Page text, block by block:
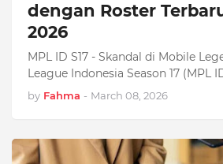
dengan Roster
2026
MPL ID S17 - Skandal di Mobile
League Indonesia Season 17 (MPL
by Fahma - March 08, 2026